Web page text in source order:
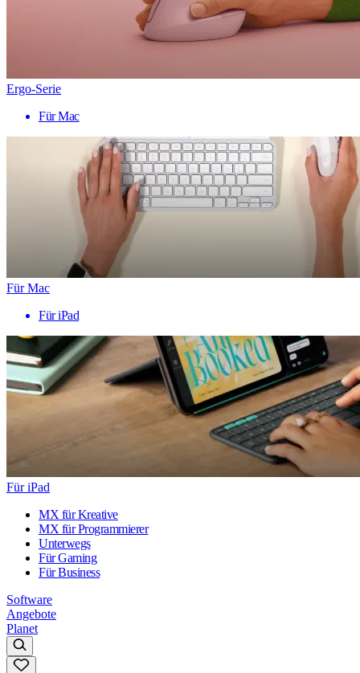
Ergo-Serie
Für Mac
Für Mac
Für iPad
Für iPad
MX für Kreative
MX für Programmierer
Unterwegs
Für Gaming
Für Business
Software
Angebote
Planet